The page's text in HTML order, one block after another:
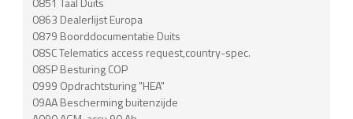
0863 Dealerlijst Europa
0879 Boorddocumentatie Duits
08SC Telematics access request,country-spec.
08SP Besturing COP
0999 Opdrachtsturing "HEA"
09AA Bescherming buitenzijde